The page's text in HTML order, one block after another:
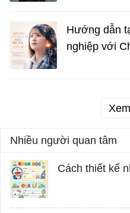
Hướng dẫn
nghiệp với
Nhiều người quan tâm
Cách thiết kế